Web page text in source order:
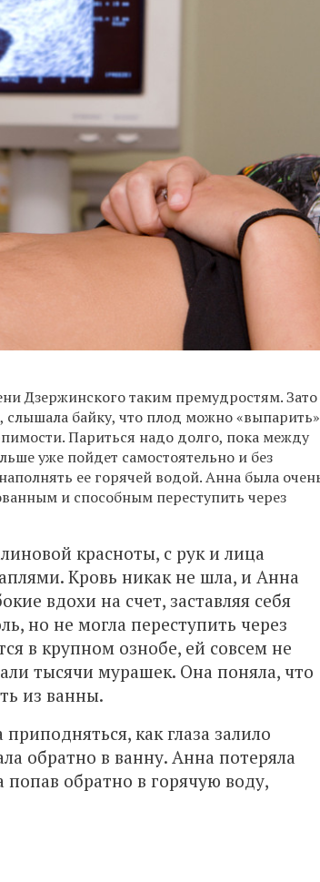
Дзержинского таким премудростям. Зато
байку, что плод можно
Париться надо долго, пока между
уже пойдет самостоятельно и без
ее горячей водой. Анна была
и способным переступить через
красноты, с рук и лица
Кровь никак не шла, и Анна
вдохи на счет, заставляя себя
но не могла переступить через
в крупном ознобе, ей совсем не
тысячи мурашек. Она поняла, что
из ванны.
как глаза залило
обратно в ванну. Анна потеряла
попав обратно в горячую воду,